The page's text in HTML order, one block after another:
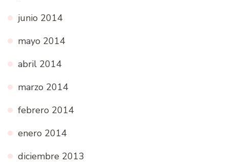
junio 2014
mayo 2014
abril 2014
marzo 2014
febrero 2014
enero 2014
diciembre 2013